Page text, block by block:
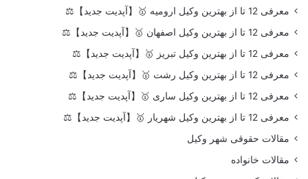
معرفی 12 تا از بهترین وکیل ارومیه 🥇【آپدیت جدید】⚖️
معرفی 12 تا از بهترین وکیل اصفهان 🥇【آپدیت جدید】⚖️
معرفی 12 تا از بهترین وکیل تبریز 🥇【آپدیت جدید】⚖️
معرفی 12 تا از بهترین وکیل رشت 🥇【آپدیت جدید】⚖️
معرفی 12 تا از بهترین وکیل ساری 🥇【آپدیت جدید】⚖️
معرفی 12 تا از بهترین وکیل شهریار 🥇【آپدیت جدید】⚖️
مقالات حقوقی شهر وکیل
مقالات خانواده